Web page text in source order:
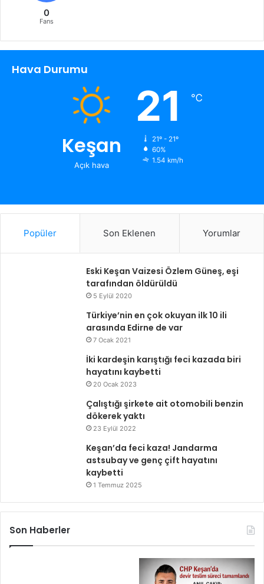
0
Fans
Hava Durumu
Keşan
Açık hava
21 ℃
21º - 21º
60%
1.54 km/h
Popüler Son Eklenen Yorumlar
Eski Keşan Vaizesi Özlem Güneş, eşi
tarafından öldürüldü
5 Eylül 2020
Türkiye’nin en çok okuyan ilk 10 ili
arasında Edirne de var
7 Ocak 2021
İki kardeşin karıştığı feci kazada biri
hayatını kaybetti
20 Ocak 2023
Çalıştığı şirkete ait otomobili benzin
dökerek yaktı
23 Eylül 2022
Keşan’da feci kaza! Jandarma
astsubay ve genç çift hayatını
kaybetti
1 Temmuz 2025
Son Haberler